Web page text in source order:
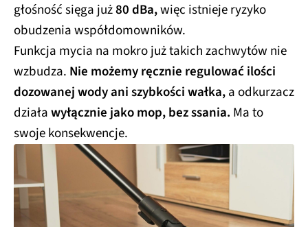
głośność sięga już80 dBa,więc istnieje ryzyko
obudzenia współdomowników.
Funkcja mycia na mokro już takich zachwytów nie
wzbudza. Nie możemy ręcznie regulować ilości
dozowanej wody ani szybkości wałka,a odkurzacz
działawyłącznie jako mop, bez ssania. Ma to
swoje konsekwencje.